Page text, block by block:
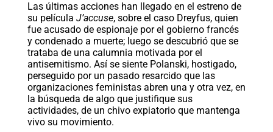
Las últimas acciones han llegado en el estreno de
su película J’accuse, sobre el caso Dreyfus, quien
fue acusado de espionaje por el gobierno francés
y condenado a muerte; luego se descubrió que se
trataba de una calumnia motivada por el
antisemitismo. Así se siente Polanski, hostigado,
perseguido por un pasado resarcido que las
organizaciones feministas abren una y otra vez, en
la búsqueda de algo que justifique sus
actividades, de un chivo expiatorio que mantenga
vivo su movimiento.